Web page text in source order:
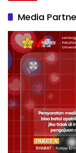
Media